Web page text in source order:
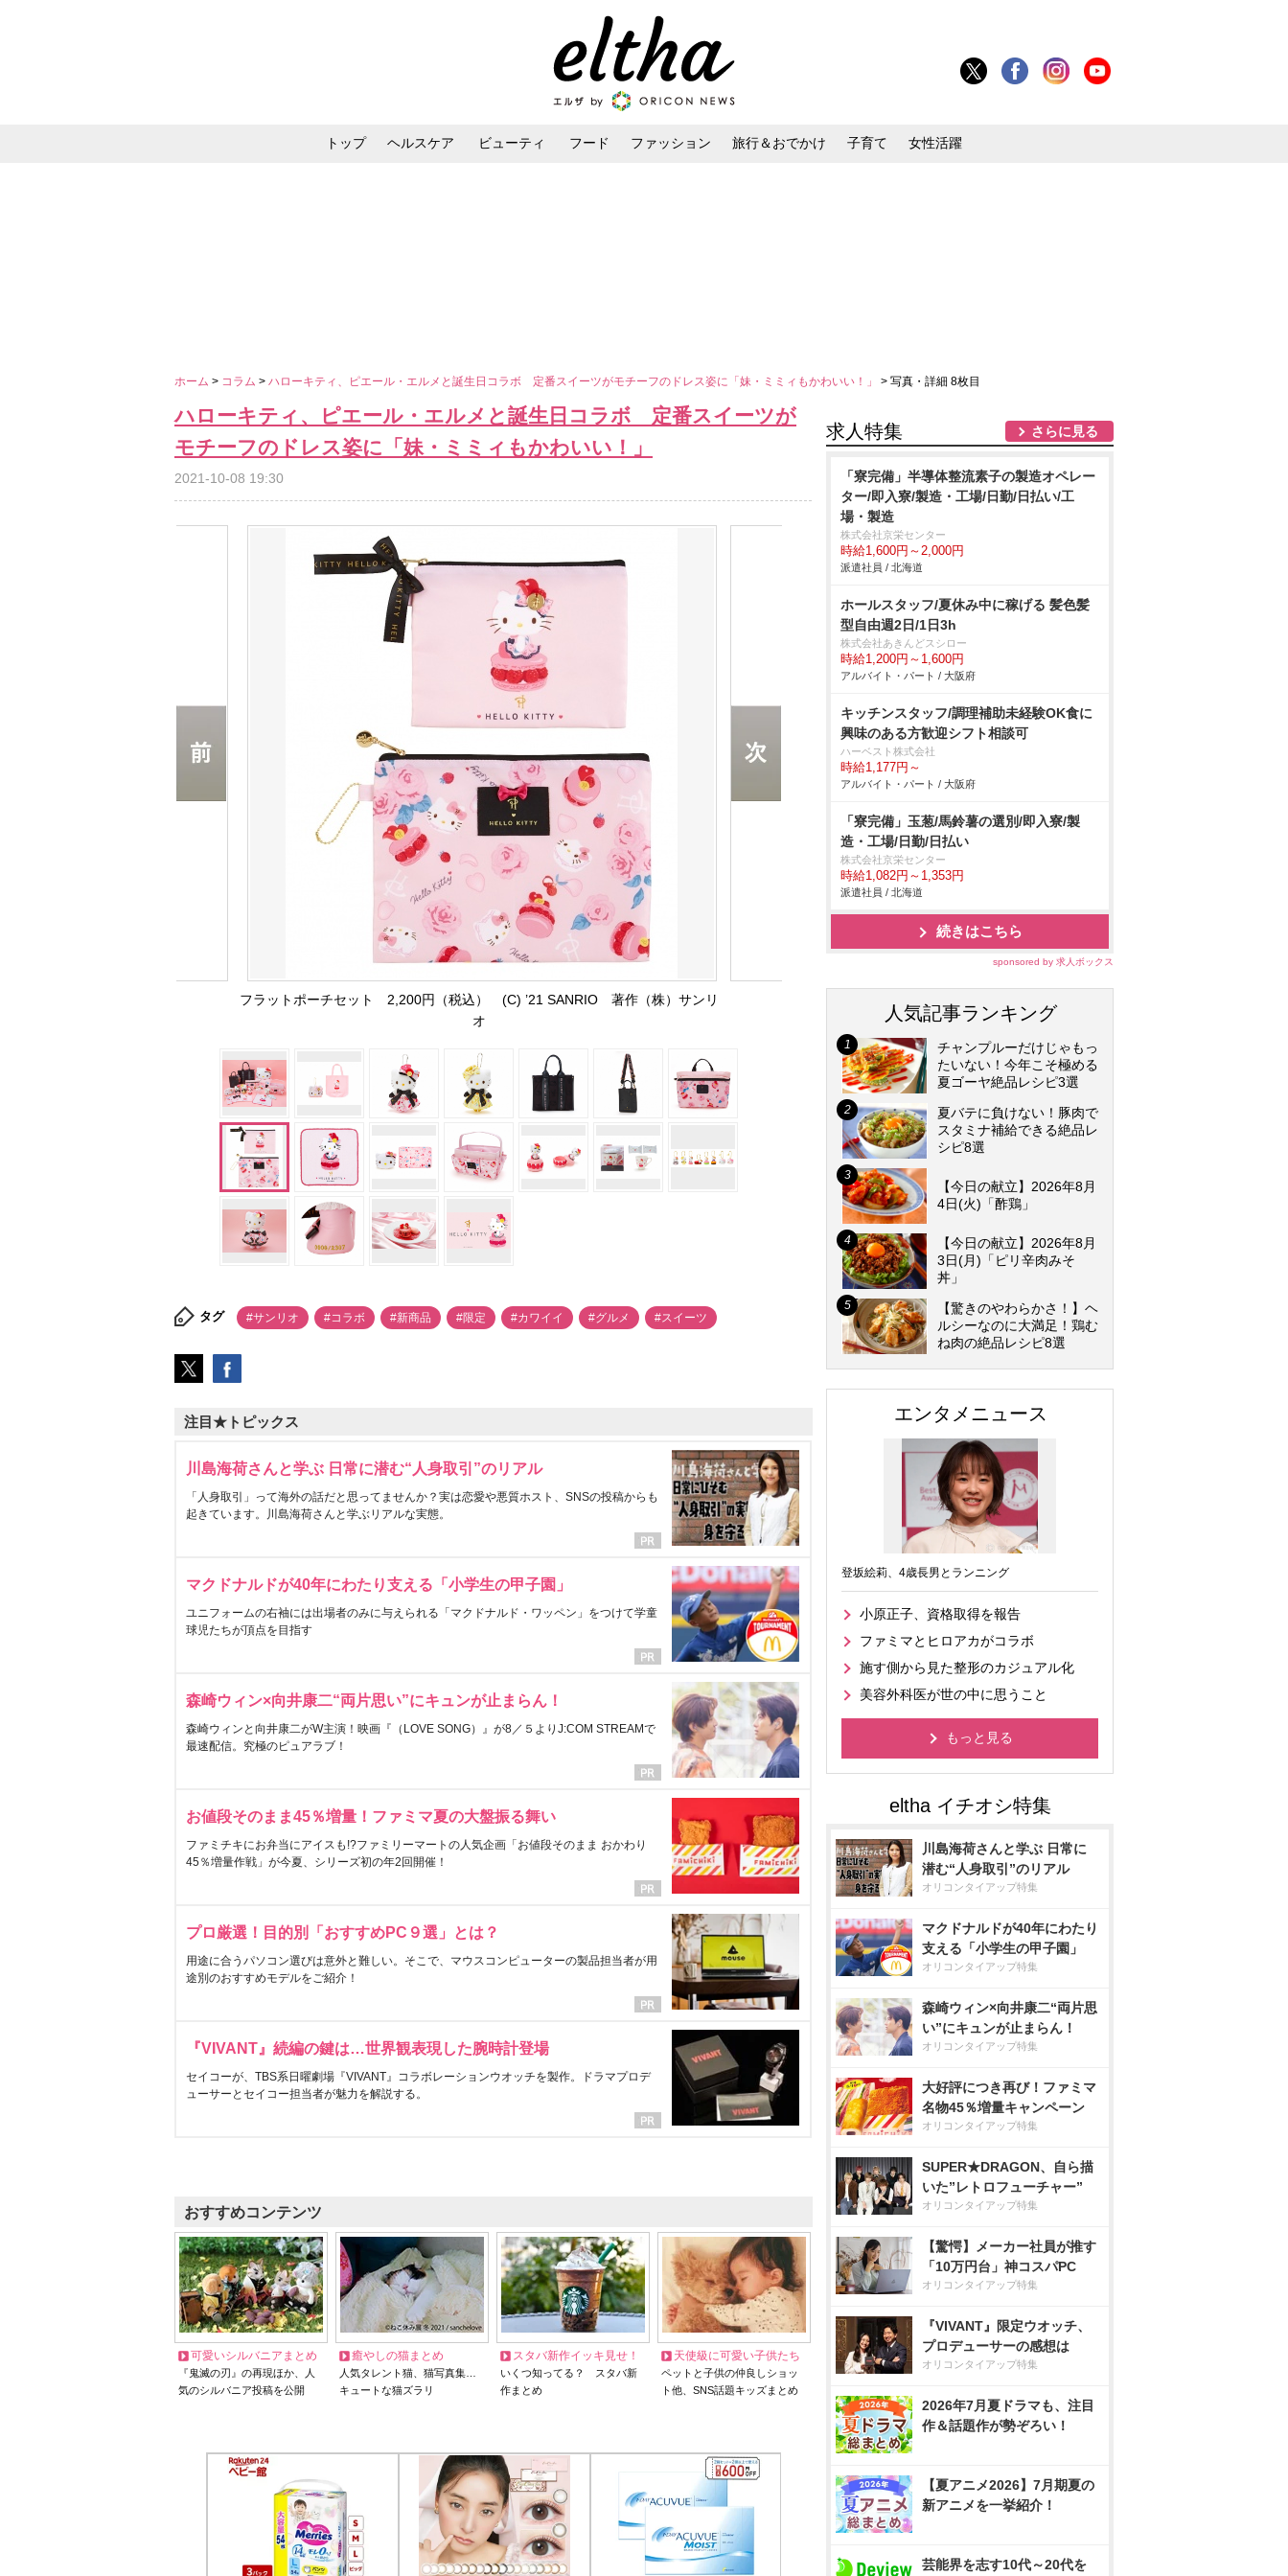
トップ ヘルスケア ビューティ フード ファッション 旅行＆おでかけ 子育て 女性活躍
ホーム > コラム > ハローキティ、ピエール・エルメと誕生日コラボ 定番スイーツがモチーフのドレス姿に「妹・ミミィもかわいい！」 > 写真・詳細 8枚目
ハローキティ、ピエール・エルメと誕生日コラボ 定番スイーツが
モチーフのドレス姿に「妹・ミミィもかわいい！」
2021-10-08 19:30
フラットポーチセット 2,200円（税込） (C) ’21 SANRIO 著作（株）サンリ
オ
タグ #サンリオ #コラボ #新商品 #限定 #カワイイ #グルメ #スイーツ
注目★トピックス
川島海荷さんと学ぶ 日常に潜む“人身取引”のリアル
「人身取引」って海外の話だと思ってませんか？実は恋愛や悪質ホスト、SNSの投稿からも
起きています。川島海荷さんと学ぶリアルな実態。
マクドナルドが40年にわたり支える「小学生の甲子園」
ユニフォームの右袖には出場者のみに与えられる「マクドナルド・ワッペン」をつけて学童
球児たちが頂点を目指す
森崎ウィン×向井康二“両片思い”にキュンが止まらん！
森崎ウィンと向井康二がW主演！映画『（LOVE SONG）』が8／５よりJ:COM STREAMで
最速配信。究極のピュアラブ！
お値段そのまま45％増量！ファミマ夏の大盤振る舞い
ファミチキにお弁当にアイスも!?ファミリーマートの人気企画「お値段そのまま おかわり
45％増量作戦」が今夏、シリーズ初の年2回開催！
プロ厳選！目的別「おすすめPC９選」とは？
用途に合うパソコン選びは意外と難しい。そこで、マウスコンピューターの製品担当者が用
途別のおすすめモデルをご紹介！
『VIVANT』続編の鍵は…世界観表現した腕時計登場
セイコーが、TBS系日曜劇場『VIVANT』コラボレーションウオッチを製作。ドラマプロデ
ューサーとセイコー担当者が魅力を解説する。
おすすめコンテンツ
可愛いシルバニアまとめ
『鬼滅の刃』の再現ほか、人
気のシルバニア投稿を公開
癒やしの猫まとめ
人気タレント猫、猫写真集…
キュートな猫ズラリ
スタバ新作イッキ見せ！
いくつ知ってる？ スタバ新
作まとめ
天使級に可愛い子供たち
ペットと子供の仲良しショッ
ト他、SNS話題キッズまとめ
求人特集 さらに見る
「寮完備」半導体整流素子の製造オペレー
ター/即入寮/製造・工場/日勤/日払い/工
場・製造
株式会社京栄センター
時給1,600円～2,000円
派遣社員 / 北海道
ホールスタッフ/夏休み中に稼げる 髪色髪
型自由週2日/1日3h
株式会社あきんどスシロー
時給1,200円～1,600円
アルバイト・パート / 大阪府
キッチンスタッフ/調理補助未経験OK食に
興味のある方歓迎シフト相談可
ハーベスト株式会社
時給1,177円～
アルバイト・パート / 大阪府
「寮完備」玉葱/馬鈴薯の選別/即入寮/製
造・工場/日勤/日払い
株式会社京栄センター
時給1,082円～1,353円
派遣社員 / 北海道
続きはこちら
sponsored by 求人ボックス
人気記事ランキング
チャンプルーだけじゃもっ
たいない！今年こそ極める
夏ゴーヤ絶品レシピ3選
夏バテに負けない！豚肉で
スタミナ補給できる絶品レ
シピ8選
【今日の献立】2026年8月
4日(火)「酢鶏」
【今日の献立】2026年8月
3日(月)「ピリ辛肉みそ
丼」
【驚きのやわらかさ！】ヘ
ルシーなのに大満足！鶏む
ね肉の絶品レシピ8選
エンタメニュース
登坂絵莉、4歳長男とランニング
小原正子、資格取得を報告
ファミマとヒロアカがコラボ
施す側から見た整形のカジュアル化
美容外科医が世の中に思うこと
もっと見る
川島海荷さんと学ぶ 日常に
潜む“人身取引”のリアル
オリコンタイアップ特集
マクドナルドが40年にわたり
支える「小学生の甲子園」
オリコンタイアップ特集
森崎ウィン×向井康二“両片思
い”にキュンが止まらん！
オリコンタイアップ特集
大好評につき再び！ファミマ
名物45％増量キャンペーン
オリコンタイアップ特集
SUPER★DRAGON、自ら描
いた”レトロフューチャー”
オリコンタイアップ特集
【驚愕】メーカー社員が推す
「10万円台」神コスパPC
オリコンタイアップ特集
『VIVANT』限定ウオッチ、
プロデューサーの感想は
オリコンタイアップ特集
2026年7月夏ドラマも、注目
作＆話題作が勢ぞろい！
【夏アニメ2026】7月期夏の
新アニメを一挙紹介！
芸能界を志す10代～20代を